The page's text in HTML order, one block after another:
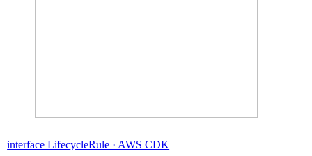
interface LifecycleRule · AWS CDK